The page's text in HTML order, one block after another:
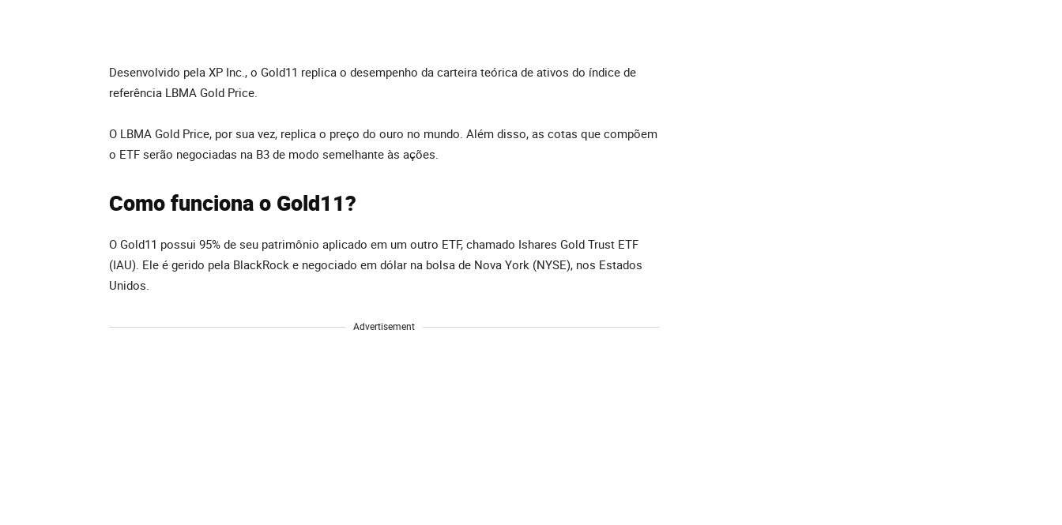
Desenvolvido pela XP Inc., o Gold11 replica o desempenho da carteira teórica de ativos do índice de
referência LBMA Gold Price.
O LBMA Gold Price, por sua vez, replica o preço do ouro no mundo. Além disso, as cotas que compõem
o ETF serão negociadas na B3 de modo semelhante às ações.
Como funciona o Gold11?
O Gold11 possui 95% de seu patrimônio aplicado em um outro ETF, chamado Ishares Gold Trust ETF
(IAU). Ele é gerido pela BlackRock e negociado em dólar na bolsa de Nova York (NYSE), nos Estados
Unidos.
Advertisement